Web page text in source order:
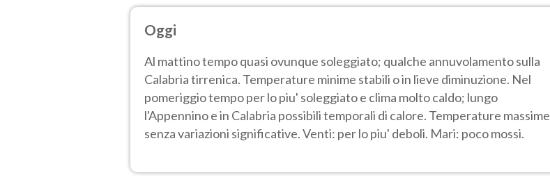
Oggi
Al mattino tempo quasi ovunque soleggiato; qualche annuvolamento sulla
Calabria tirrenica. Temperature minime stabili o in lieve diminuzione. Nel
pomeriggio tempo per lo piu' soleggiato e clima molto caldo; lungo
l'Appennino e in Calabria possibili temporali di calore. Temperature massime
senza variazioni significative. Venti: per lo piu' deboli. Mari: poco mossi.